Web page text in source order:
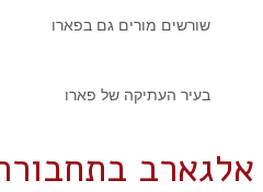
שורשים מורים גם בפארו
בעיר העתיקה של פארו
אלגארב